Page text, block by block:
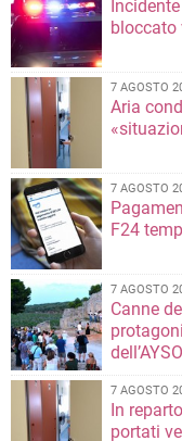
bloccato
7 AGOSTO
Aria
7 AGOSTO
F24
7 AGOSTO
Canne
7 AGOSTO
In
portati